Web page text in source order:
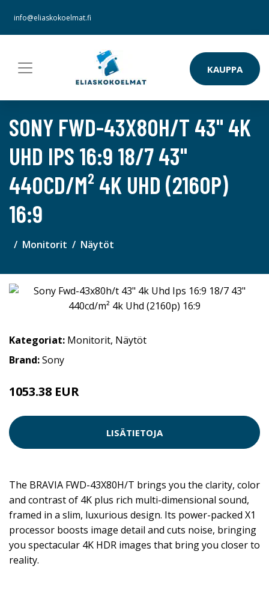
info@eliaskokoelmat.fi
KAUPPA
SONY FWD-43X80H/T 43" 4K
UHD IPS 16:9 18/7 43"
440CD/M² 4K UHD (2160P)
16:9
Monitorit Näytöt
Kategoriat: Monitorit, Näytöt
Brand:Sony
1053.38 EUR
LISÄTIETOJA
The BRAVIA FWD-43X80H/T brings you the clarity, color
and contrast of 4K plus rich multi-dimensional sound,
framed in a slim, luxurious design. Its power-packed X1
processor boosts image detail and cuts noise, bringing
you spectacular 4K HDR images that bring you closer to
reality.